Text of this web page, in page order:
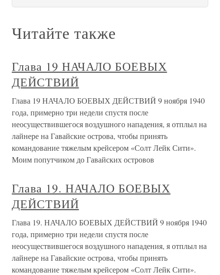
Читайте также
Глава 19 НАЧАЛО БОЕВЫХ
ДЕЙСТВИЙ
Глава 19 НАЧАЛО БОЕВЫХ ДЕЙСТВИЙ 9 ноября 1940
года, примерно три недели спустя после
неосуществившегося воздушного нападения, я отплыл на
лайнере на Гавайские острова, чтобы принять
командование тяжелым крейсером «Солт Лейк Сити».
Моим попутчиком до Гавайских островов
Глава 19. НАЧАЛО БОЕВЫХ
ДЕЙСТВИЙ
Глава 19. НАЧАЛО БОЕВЫХ ДЕЙСТВИЙ 9 ноября 1940
года, примерно три недели спустя после
неосуществившегося воздушного нападения, я отплыл на
лайнере на Гавайские острова, чтобы принять
командование тяжелым крейсером «Солт Лейк Сити».